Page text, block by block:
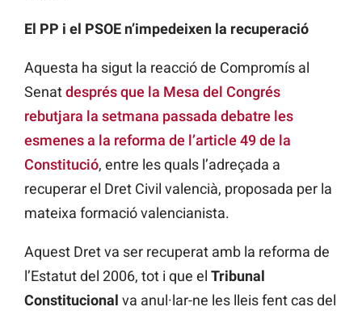
El PP i el PSOE n’impedeixen la recuperació
Aquesta ha sigut la reacció de Compromís al
Senatdesprés que la Mesa del Congrés
rebutjara la setmana passada debatre les
esmenes a la reforma de l’article 49 de la
Constitució, entre les quals l’adreçada a
recuperar el Dret Civil valencià, proposada per la
mateixa formació valencianista.
Aquest Dret va ser recuperat amb la reforma de
l’Estatut del 2006, tot i que el Tribunal
Constitucional va anul·lar-ne les lleis fent cas del